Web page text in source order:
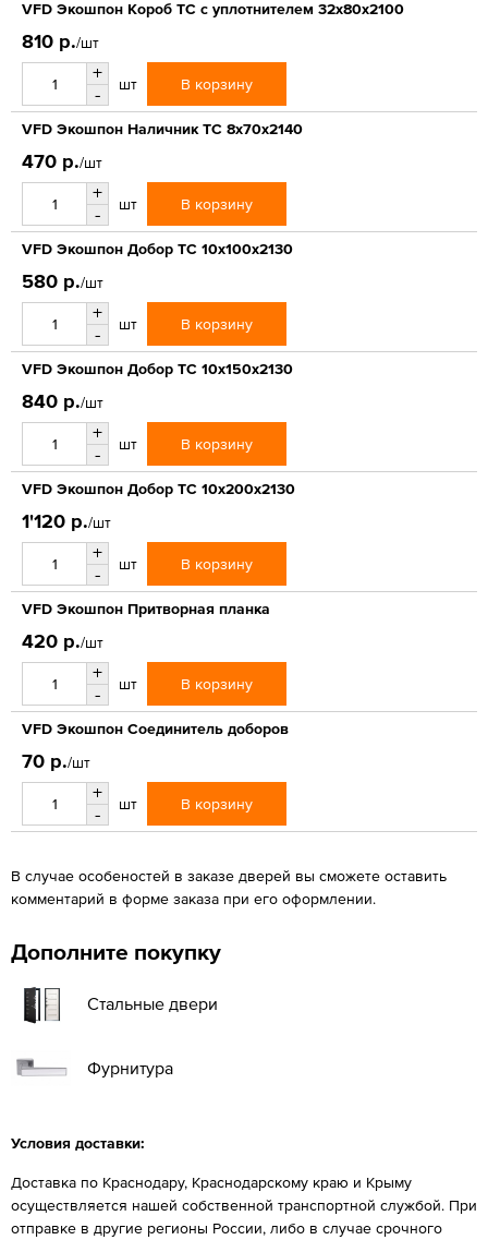
VFD Экошпон Короб ТС с уплотнителем 32x80x2100
810 р./шт
+
-
шт В корзину
VFD Экошпон Наличник ТС 8x70x2140
470 р./шт
+
-
шт В корзину
VFD Экошпон Добор ТС 10x100x2130
580 р./шт
+
-
шт В корзину
VFD Экошпон Добор ТС 10x150x2130
840 р./шт
+
-
шт В корзину
VFD Экошпон Добор ТС 10x200x2130
1'120 р./шт
+
-
шт В корзину
VFD Экошпон Притворная планка
420 р./шт
+
-
шт В корзину
VFD Экошпон Соединитель доборов
70 р./шт
+
-
шт В корзину
В случае особеностей в заказе дверей вы сможете оставить
комментарий в форме заказа при его оформлении.
Дополните покупку
Стальные двери
Фурнитура
Условия доставки:
Доставка по Краснодару, Краснодарскому краю и Крыму
осуществляется нашей собственной транспортной службой. При
отправке в другие регионы России, либо в случае срочного